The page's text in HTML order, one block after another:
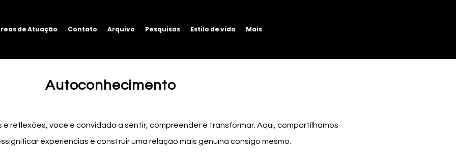
de Atuação Contato Arquivo Pesquisas Estilo de vida Mais
Autoconhecimento
reflexões, você é convidado a sentir, compreender e transformar. Aqui, compartilhamos
experiências e construir uma relação mais genuína consigo mesmo.